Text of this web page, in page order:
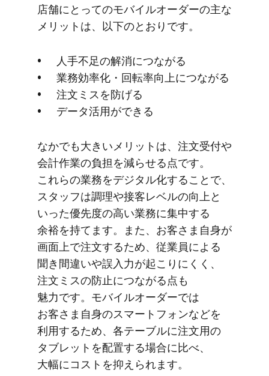
店舗に​とっての​モバイルオーダーの​主な​
メリットは、​以下の​とおりです。
人手不足の​解消に​つながる
業務効率化・回転率向上に​つながる
注文ミスを​防げる
データ活用が​できる
なかでも​大きいメリットは、​注文受付や​
会計作業の​負担を​減らせる​点です。​
これらの​業務を​デジタル化する​ことで、​
スタッフは​調理や​接客レベルの​向上と​
いった​優先度の​高い​業務に​集中する​
余裕を​持てます。​また、​お客さま​自身が​
画面上で​注文する​ため、​従業員に​よる​
聞き間違い​や​誤入力が​起こりにくく、​
注文ミスの​防止に​つながる​点も​
魅力です。​モバイルオーダーでは​
お客さま自身の​スマートフォンなどを​
利用する​ため、​各テーブルに​注文用の​
タブレットを​配置する​場合に​比べ、​
大幅に​コストを​抑えられます。